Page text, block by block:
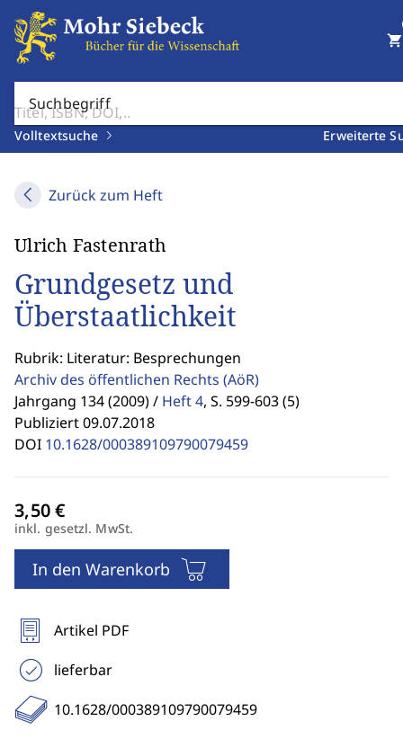
Suchbegriff
Volltextsuche Erweiterte
shopping_cart
Zurück zum Heft
Ulrich Fastenrath
Grundgesetz und
Überstaatlichkeit
Rubrik: Literatur: Besprechungen
Archiv des öffentlichen Rechts (AöR)
Jahrgang 134 (2009) / Heft 4, S. 599-603 (5)
Publiziert 09.07.2018
DOI 10.1628/000389109790079459
inkl. gesetzl. MwSt.
In den Warenkorb
Artikel PDF
lieferbar
10.1628/000389109790079459